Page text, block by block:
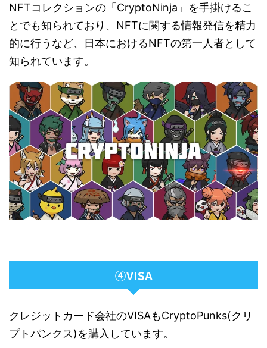
NFTコレクションの「CryptoNinja」を手掛けるこ
とでも知られており、NFTに関する情報発信を精力
的に行うなど、日本におけるNFTの第一人者として
知られています。
④VISA
クレジットカード会社のVISAもCryptoPunks(クリ
プトパンクス)を購入しています。